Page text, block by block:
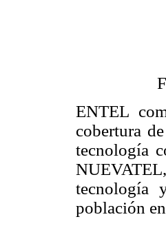
ENTEL
cobertura
tecnología
tecnología
población